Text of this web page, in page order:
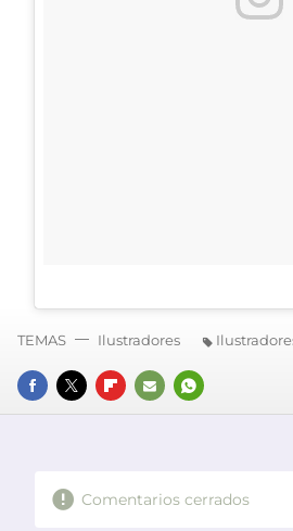
FACEBOOK
TWITTERFLIPBOARD
E-
WHATSAPP
TEMAS Ilustradores
Comentarios cerrados